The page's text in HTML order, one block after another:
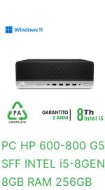
PC HP 600-800 G5
SFF INTEL i5-8GEN
8GB RAM 256GB